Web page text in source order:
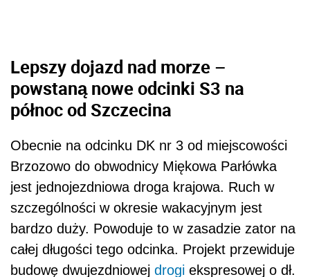
Lepszy dojazd nad morze –
powstaną nowe odcinki S3 na
północ od Szczecina
Obecnie na odcinku DK nr 3 od miejscowości
Brzozowo do obwodnicy Miękowa Parłówka
jest jednojezdniowa droga krajowa. Ruch w
szczególności w okresie wakacyjnym jest
bardzo duży. Powoduje to w zasadzie zator na
całej długości tego odcinka. Projekt przewiduje
budowę dwujezdniowej drogi ekspresowej o dł.